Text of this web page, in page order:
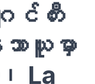
ျင်တီး
ဘာယူမှာ
La